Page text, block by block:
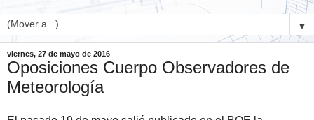
▼
viernes, 27 de mayo de 2016
Oposiciones Cuerpo Observadores de
Meteorología